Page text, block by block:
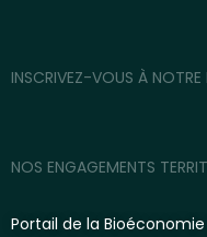
INSCRIVEZ-VOUS À NOTRE
NOS ENGAGEMENTS
Portail de la